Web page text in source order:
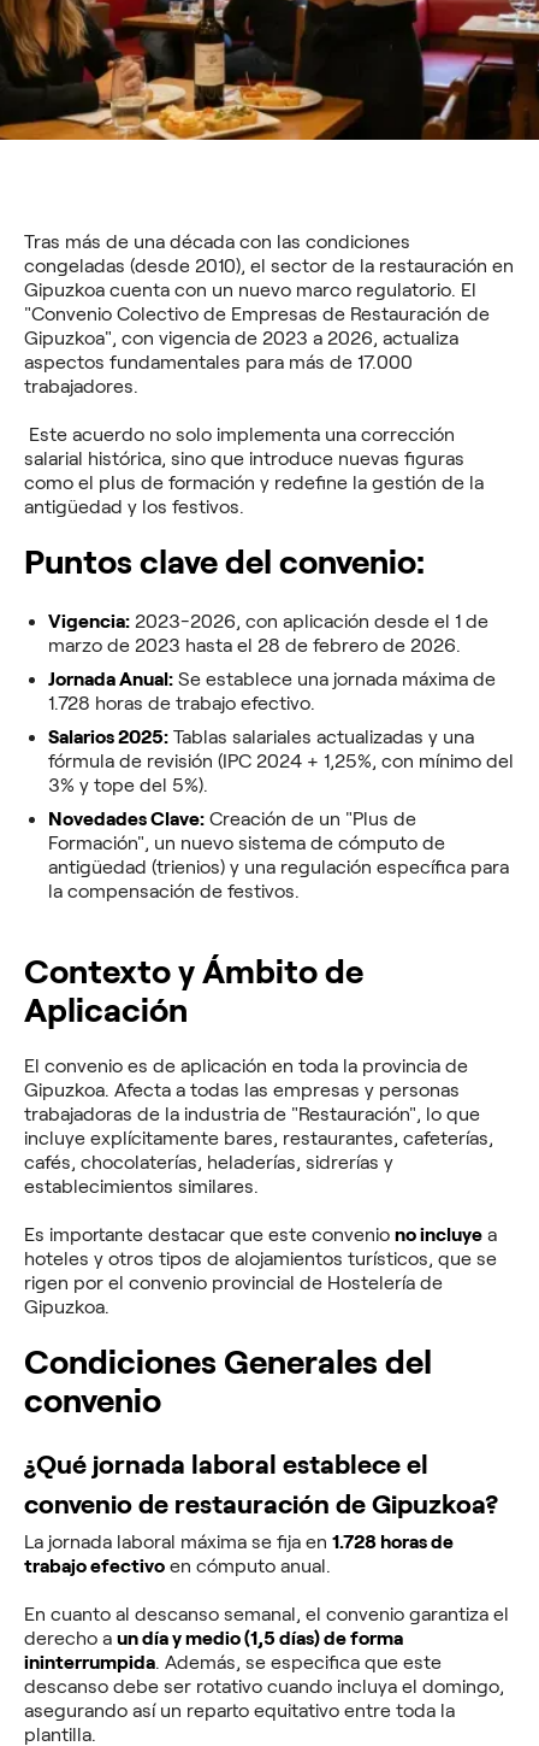
Tras más de una década con las condiciones
congeladas (desde 2010), el sector de la restauración en
Gipuzkoa cuenta con un nuevo marco regulatorio. El
"Convenio Colectivo de Empresas de Restauración de
Gipuzkoa", con vigencia de 2023 a 2026, actualiza
aspectos fundamentales para más de 17.000
trabajadores.
Este acuerdo no solo implementa una corrección
salarial histórica, sino que introduce nuevas figuras
como el plus de formación y redefine la gestión de la
antigüedad y los festivos.
Puntos clave del convenio:
Vigencia: 2023-2026, con aplicación desde el 1 de
marzo de 2023 hasta el 28 de febrero de 2026.
Jornada Anual: Se establece una jornada máxima de
1.728 horas de trabajo efectivo.
Salarios 2025: Tablas salariales actualizadas y una
fórmula de revisión (IPC 2024 + 1,25%, con mínimo del
3% y tope del 5%).
Novedades Clave: Creación de un "Plus de
Formación", un nuevo sistema de cómputo de
antigüedad (trienios) y una regulación específica para
la compensación de festivos.
Contexto y Ámbito de
Aplicación
El convenio es de aplicación en toda la provincia de
Gipuzkoa. Afecta a todas las empresas y personas
trabajadoras de la industria de "Restauración", lo que
incluye explícitamente bares, restaurantes, cafeterías,
cafés, chocolaterías, heladerías, sidrerías y
establecimientos similares.
Es importante destacar que este convenio no incluye a
hoteles y otros tipos de alojamientos turísticos, que se
rigen por el convenio provincial de Hostelería de
Gipuzkoa.
Condiciones Generales del
convenio
¿Qué jornada laboral establece el
convenio de restauración de Gipuzkoa?
La jornada laboral máxima se fija en 1.728 horas de
trabajo efectivo en cómputo anual.
En cuanto al descanso semanal, el convenio garantiza el
derecho a un día y medio (1,5 días) de forma
ininterrumpida. Además, se especifica que este
descanso debe ser rotativo cuando incluya el domingo,
asegurando así un reparto equitativo entre toda la
plantilla.